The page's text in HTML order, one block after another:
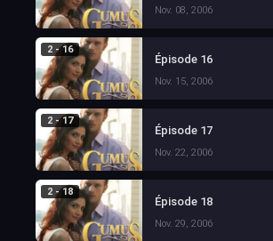
Nov. 08, 2006
2 - 16
Épisode 16
Nov. 15, 2006
2 - 17
Épisode 17
Nov. 22, 2006
2 - 18
Épisode 18
Nov. 29, 2006